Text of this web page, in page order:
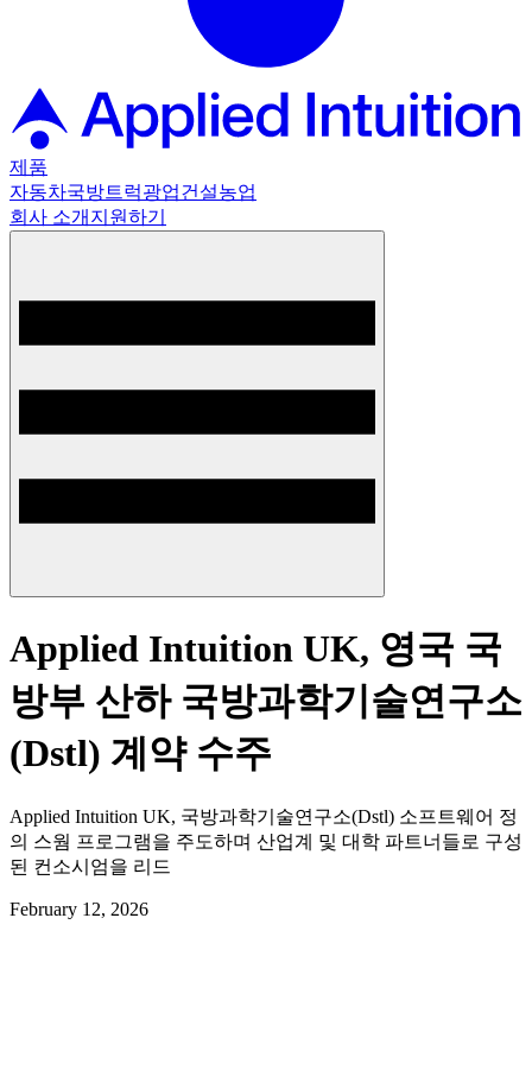
제품
자동차국방트럭광업건설농업
회사 소개 지원하기
Applied Intuition UK, 영국 국
방부 산하 국방과학기술연구소
(Dstl) 계약 수주
Applied Intuition UK, 국방과학기술연구소(Dstl) 소프트웨어 정
의 스웜 프로그램을 주도하며 산업계 및 대학 파트너들로 구성
된 컨소시엄을 리드
February 12, 2026